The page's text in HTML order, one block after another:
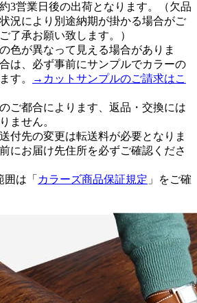
3営業日後の出荷となります。（欠品
況により別途納期が掛かる場合がご
了承お願い致します。）
色が異なって見える場合がありま
は、必ず事前にサンプルでカラーの
す。
→カットサンプルのご請求はこ
ご都合によります、返品・交換には
ません。
付先の変更は転送料が必要となりま
にお届け先住所を必ずご確認くださ
は「 カラーズ商品保証規定 」をご確